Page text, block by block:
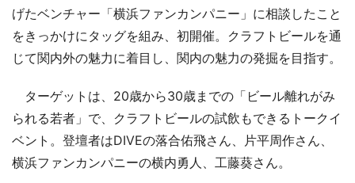
げたベンチャー「横浜ファンカンパニー」に相談したこと
をきっかけにタッグを組み、初開催。クラフトビールを通
じて関内外の魅力に着目し、関内の魅力の発掘を目指す。
ターゲットは、20歳から30歳までの「ビール離れがみ
られる若者」で、クラフトビールの試飲もできるトークイ
ベント。登壇者はDIVEの落合佑飛さん、片平周作さん、
横浜ファンカンパニーの横内勇人、工藤葵さん。